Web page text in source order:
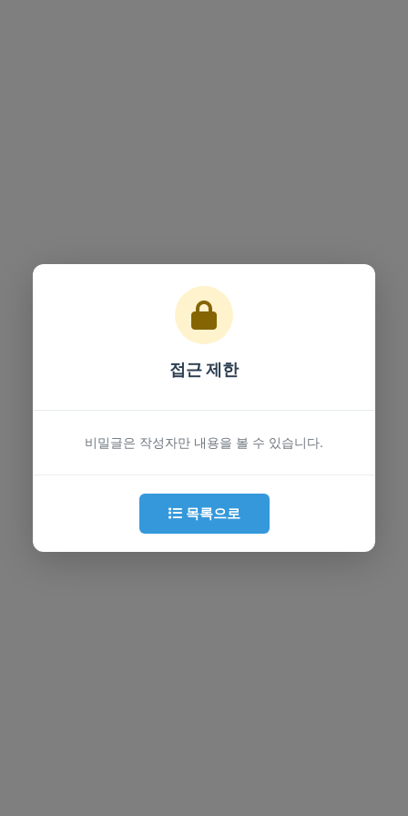
접근 제한
비밀글은 작성자만 내용을 볼 수 있습니다.
목록으로